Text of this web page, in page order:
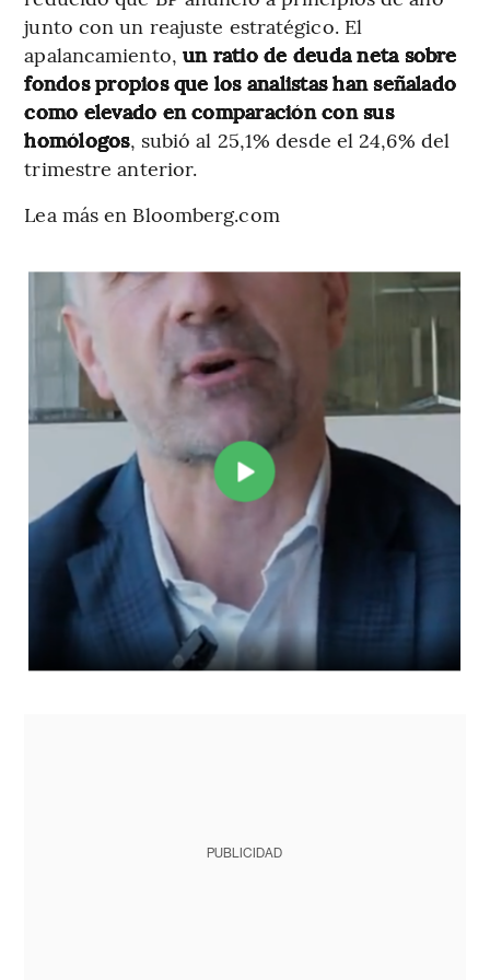
junto con un reajuste estratégico. El
apalancamiento, un ratio de deuda neta sobre
fondos propios que los analistas han señalado
como elevado en comparación con sus
homólogos, subió al 25,1% desde el 24,6% del
trimestre anterior.
Lea más en Bloomberg.com
PUBLICIDAD